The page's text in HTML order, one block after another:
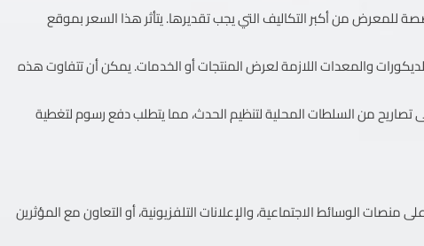
للمعرض من أكبر التكاليف التي يجب تقديرها. يتأثر هذا السعر بموقع
والمعدات اللازمة لعرض المنتجات أو الخدمات. يمكن أن تتفاوت هذه
تصاريح من السلطات المحلية لتنظيم الحدث، مما يتطلب دفع رسوم لتغطية
منصات الوسائط الاجتماعية، والإعلانات التلفزيونية، أو التعاون مع المؤثرين